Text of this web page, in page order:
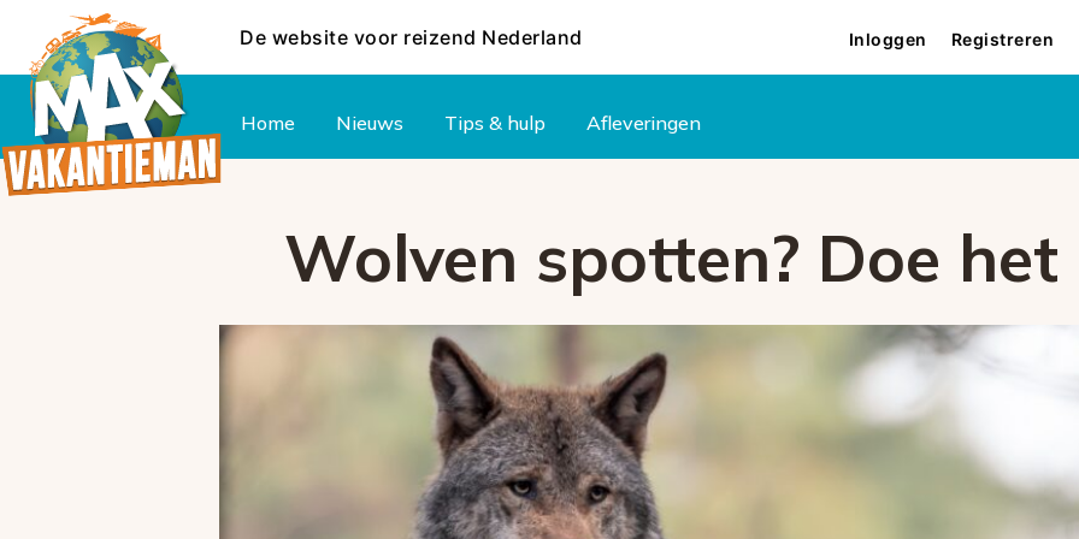
De website voor reizend Nederland Inloggen Registreren
Home Nieuws Tips & hulp Afleveringen
Wolven spotten? Doe